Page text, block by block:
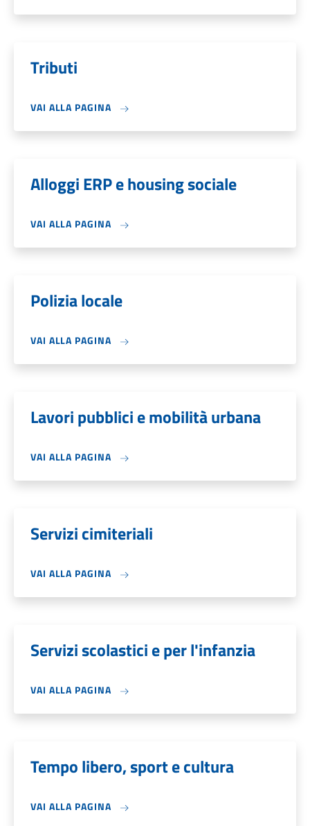
Tributi
VAI ALLA PAGINA
Alloggi ERP e housing sociale
VAI ALLA PAGINA
Polizia locale
VAI ALLA PAGINA
Lavori pubblici e mobilità urbana
VAI ALLA PAGINA
Servizi cimiteriali
VAI ALLA PAGINA
Servizi scolastici e per l'infanzia
VAI ALLA PAGINA
Tempo libero, sport e cultura
VAI ALLA PAGINA